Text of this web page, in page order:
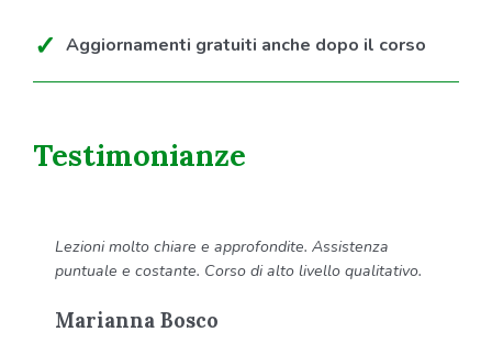
Aggiornamenti gratuiti anche dopo il corso
Testimonianze
Lezioni molto chiare e approfondite. Assistenza
puntuale e costante. Corso di alto livello qualitativo.
Marianna Bosco